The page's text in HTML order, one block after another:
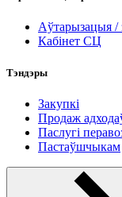
Аўтарызацыя /
Кабінет СЦ
Тэндэры
Закупкі
Продаж
Паслугі
Пастаўшчыкам